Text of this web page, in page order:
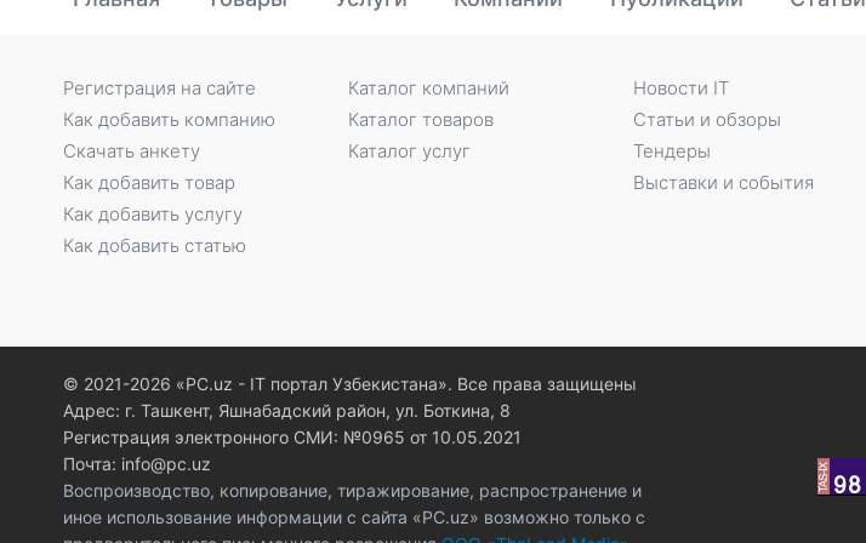
Регистрация на сайте
Как добавить компанию
Скачать анкету
Как добавить товар
Как добавить услугу
Как добавить статью
Каталог компаний
Каталог товаров
Каталог услуг
Новости IT
Статьи и обзоры
Тендеры
Выставки и события
© 2021-2026 «PC.uz - IT портал Узбекистана». Все права защищены
Адрес: г. Ташкент, Яшнабадский район, ул. Боткина, 8
Регистрация электронного СМИ: №0965 от 10.05.2021
Почта: info@pc.uz
Воспроизводство, копирование, тиражирование, распространение и
иное использование информации с сайта «PC.uz» возможно только с